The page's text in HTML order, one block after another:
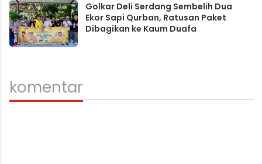
Golkar Deli Serdang Sembelih Dua
Ekor Sapi Qurban, Ratusan Paket
Dibagikan ke Kaum Duafa
komentar